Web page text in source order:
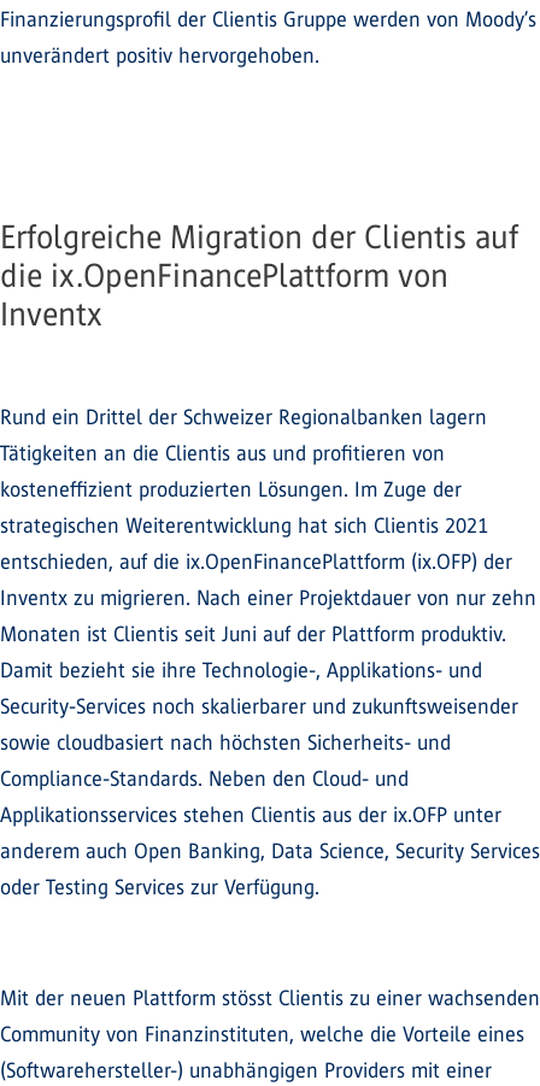
Finanzierungsprofil der Clientis Gruppe werden von Moody’s
unverändert positiv hervorgehoben.
Erfolgreiche Migration der Clientis auf
die ix.OpenFinancePlattform von
Inventx
Rund ein Drittel der Schweizer Regionalbanken lagern
Tätigkeiten an die Clientis aus und profitieren von
kosteneffizient produzierten Lösungen. Im Zuge der
strategischen Weiterentwicklung hat sich Clientis 2021
entschieden, auf die ix.OpenFinancePlattform (ix.OFP) der
Inventx zu migrieren. Nach einer Projektdauer von nur zehn
Monaten ist Clientis seit Juni auf der Plattform produktiv.
Damit bezieht sie ihre Technologie-, Applikations- und
Security-Services noch skalierbarer und zukunftsweisender
sowie cloudbasiert nach höchsten Sicherheits- und
Compliance-Standards. Neben den Cloud- und
Applikationsservices stehen Clientis aus der ix.OFP unter
anderem auch Open Banking, Data Science, Security Services
oder Testing Services zur Verfügung.
Mit der neuen Plattform stösst Clientis zu einer wachsenden
Community von Finanzinstituten, welche die Vorteile eines
(Softwarehersteller-) unabhängigen Providers mit einer